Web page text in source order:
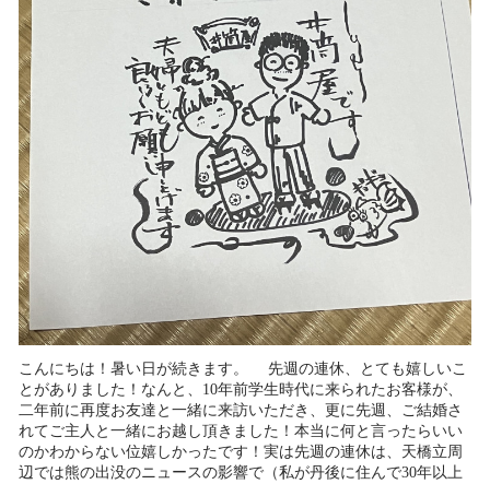
こんにちは！暑い日が続きます。 先週の連休、とても嬉しいこ
とがありました！なんと、10年前学生時代に来られたお客様が、
二年前に再度お友達と一緒に来訪いただき、更に先週、ご結婚さ
れてご主人と一緒にお越し頂きました！本当に何と言ったらいい
のかわからない位嬉しかったです！実は先週の連休は、天橋立周
辺では熊の出没のニュースの影響で（私が丹後に住んで30年以上